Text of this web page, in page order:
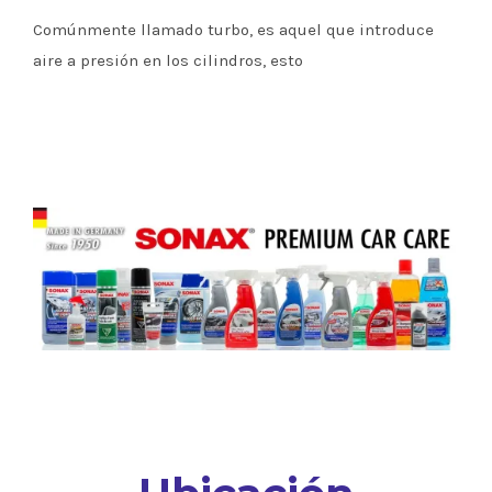
Comúnmente llamado turbo, es aquel que introduce
aire a presión en los cilindros, esto